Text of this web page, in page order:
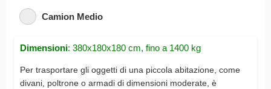
Camion Medio
Dimensioni: 380x180x180 cm, fino a 1400 kg
Per trasportare gli oggetti di una piccola abitazione, come
divani, poltrone o armadi di dimensioni moderate, è